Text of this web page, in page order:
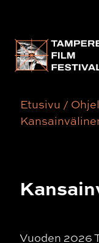
Päävalikko
Etusivu /
Vuoden 2026